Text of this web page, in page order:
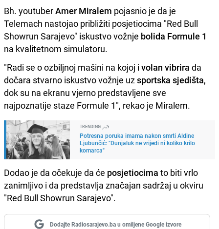
Bh. youtuberAmer Miralem pojasnio je da je
Telemach nastojao približiti posjetiocima "Red Bull
Showrun Sarajevo" iskustvo vožnje bolida Formule 1
na kvalitetnom simulatoru.
"Radi se o ozbiljnoj mašini na kojoj i volan vibrira da
dočara stvarno iskustvo vožnje uzsportska sjedišta,
dok su na ekranu vjerno predstavljene sve
najpoznatije staze Formule 1", rekao je Miralem.
TRENDING
Potresna poruka imama nakon smrti Aldine
Ljubunčić: "Dunjaluk ne vrijedi ni koliko krilo
komarca"
Dodao je da očekuje da će posjetiocima to biti vrlo
zanimljivo i da predstavlja značajan sadržaj u okviru
"Red Bull Showrun Sarajevo".
Dodajte Radiosarajevo.ba u omiljene Google izvore